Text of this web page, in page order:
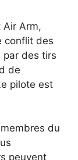
Air Arm,
conflit des
par des tirs
de
pilote est
membres du
peuvent